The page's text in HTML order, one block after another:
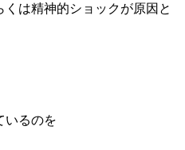
は精神的ショックが原因と
いるのを